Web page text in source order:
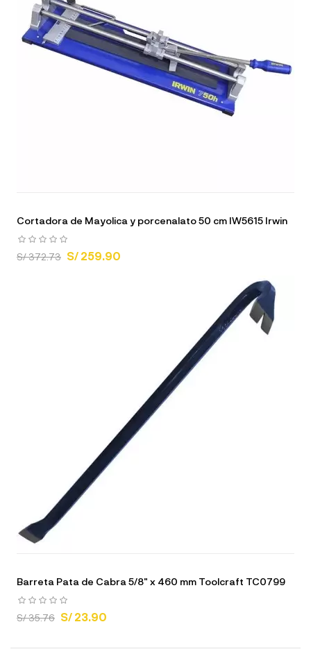
Cortadora de Mayolica y porcenalato 50 cm IW5615 Irwin
S/ 372.73 S/ 259.90
Barreta Pata de Cabra 5/8" x 460 mm Toolcraft TC0799
S/ 35.76 S/ 23.90